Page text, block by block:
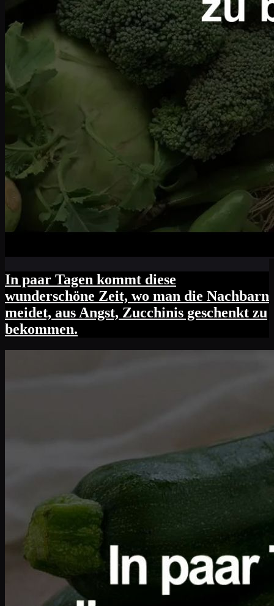
In paar Tagen kommt diese
wunderschöne Zeit, wo man die Nachbarn
meidet, aus Angst, Zucchinis geschenkt zu
bekommen.